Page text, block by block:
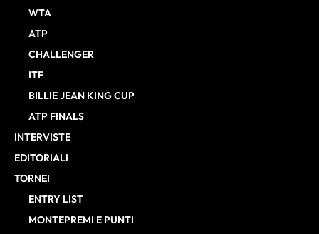
WTA
ATP
CHALLENGER
ITF
BILLIE JEAN KING CUP
ATP FINALS
INTERVISTE
EDITORIALI
TORNEI
ENTRY LIST
MONTEPREMI E PUNTI